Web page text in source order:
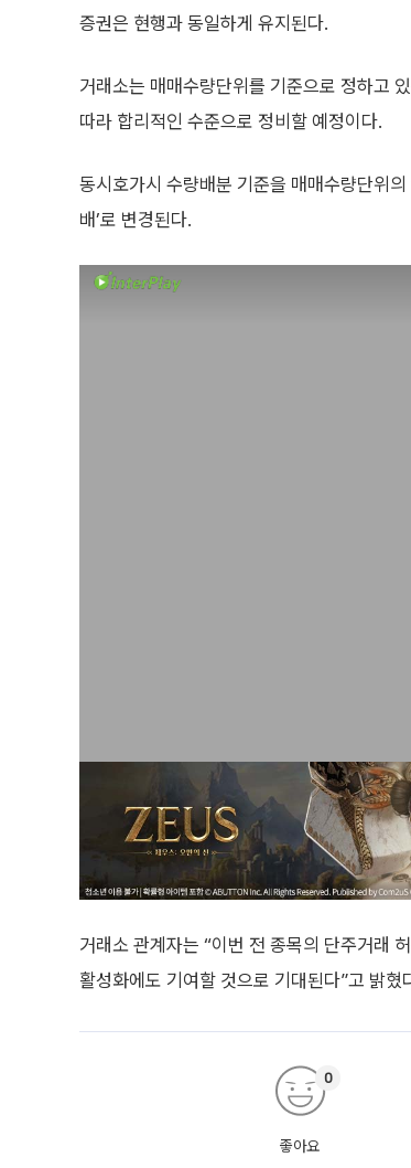
증권은 현행과 동일하게 유지된다.
거래소는 매매수량단위를 기준으로 정하고
따라 합리적인 수준으로 정비할 예정이다.
동시호가시 수량배분 기준을 매매수량단
배’로 변경된다.
거래소 관계자는 “이번 전 종목의 단주거래
활성화에도 기여할 것으로 기대된다”고 밝혔
좋아요
0